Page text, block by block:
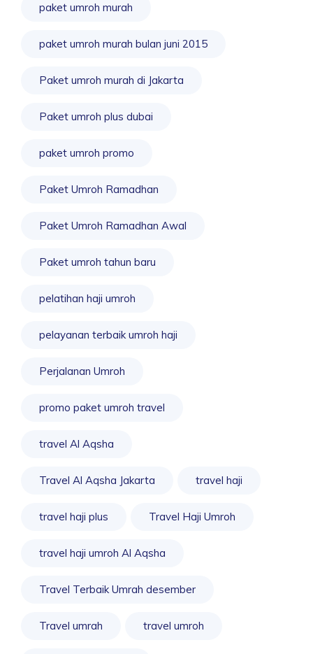
paket umroh murah
paket umroh murah bulan juni 2015
Paket umroh murah di Jakarta
Paket umroh plus dubai
paket umroh promo
Paket Umroh Ramadhan
Paket Umroh Ramadhan Awal
Paket umroh tahun baru
pelatihan haji umroh
pelayanan terbaik umroh haji
Perjalanan Umroh
promo paket umroh travel
travel Al Aqsha
Travel Al Aqsha Jakarta travel haji
travel haji plus Travel Haji Umroh
travel haji umroh Al Aqsha
Travel Terbaik Umrah desember
Travel umrah travel umroh